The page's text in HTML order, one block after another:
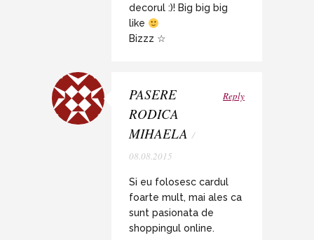
decorul :)! Big big big
like
Bizzz ☆
PASERE
RODICA
MIHAELA /
08.08.2015
Reply
Si eu folosesc cardul
foarte mult, mai ales ca
sunt pasionata de
shoppingul online.